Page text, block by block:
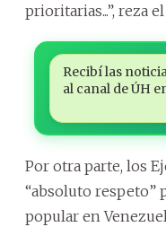
prioritarias...”, reza
Recibí las
al canal de ÚH
Por otra parte, los
“absoluto respeto”
popular en